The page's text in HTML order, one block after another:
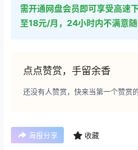
需开通网盘会员即可享受高速
至18元/月，24小时内不满意随
点点赞赏，手留余香
还没有人赞赏，快来当第一个赞赏的
海报分享 收藏